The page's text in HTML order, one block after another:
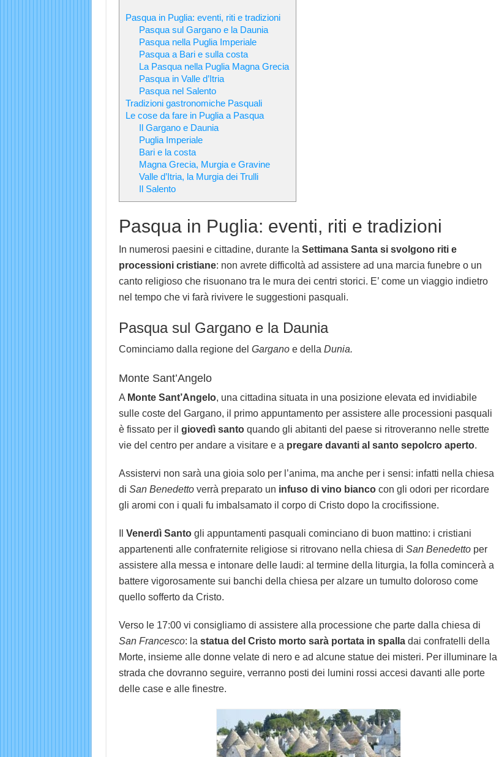
Pasqua in Puglia: eventi, riti e tradizioni
Pasqua sul Gargano e la Daunia
Pasqua nella Puglia Imperiale
Pasqua a Bari e sulla costa
La Pasqua nella Puglia Magna Grecia
Pasqua in Valle d’Itria
Pasqua nel Salento
Tradizioni gastronomiche Pasquali
Le cose da fare in Puglia a Pasqua
Il Gargano e Daunia
Puglia Imperiale
Bari e la costa
Magna Grecia, Murgia e Gravine
Valle d’Itria, la Murgia dei Trulli
Il Salento
Pasqua in Puglia: eventi, riti e tradizioni
In numerosi paesini e cittadine, durante la Settimana Santa si svolgono riti e
processioni cristiane: non avrete difficoltà ad assistere ad una marcia funebre o un
canto religioso che risuonano tra le mura dei centri storici. E’ come un viaggio indietro
nel tempo che vi farà rivivere le suggestioni pasquali.
Pasqua sul Gargano e la Daunia
Cominciamo dalla regione del Garganoe della Dunia.
Monte Sant’Angelo
A Monte Sant’Angelo, una cittadina situata in una posizione elevata ed invidiabile
sulle coste del Gargano, il primo appuntamento per assistere alle processioni pasquali
è fissato per il giovedì santoquando gli abitanti del paese si ritroveranno nelle strette
vie del centro per andare a visitare e a pregare davanti al santo sepolcro aperto.
Assistervi non sarà una gioia solo per l’anima, ma anche per i sensi: infatti nella chiesa
di San Benedettoverrà preparato un infuso di vino biancocon gli odori per ricordare
gli aromi con i quali fu imbalsamato il corpo di Cristo dopo la crocifissione.
Venerdì Santogli appuntamenti pasquali cominciano di buon mattino: i cristiani
appartenenti alle confraternite religiose si ritrovano nella chiesa di San Benedettoper
assistere alla messa e intonare delle laudi: al termine della liturgia, la folla comincerà a
battere vigorosamente sui banchi della chiesa per alzare un tumulto doloroso come
quello sofferto da Cristo.
Verso le 17:00 vi consigliamo di assistere alla processione che parte dalla chiesa di
San Francesco: la statua del Cristo morto sarà portata in spalladai confratelli della
Morte, insieme alle donne velate di nero e ad alcune statue dei misteri. Per illuminare la
strada che dovranno seguire, verranno posti dei lumini rossi accesi davanti alle porte
delle case e alle finestre.